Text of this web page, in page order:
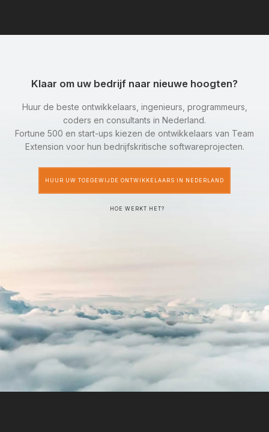
Klaar om uw bedrijf naar nieuwe hoogten?
Huur de beste ontwikkelaars, ingenieurs, programmeurs,
coders en consultants in Nederland.
Fortune 500 en start-ups kiezen de ontwikkelaars van Team
Extension voor hun bedrijfskritische softwareprojecten.
HUUR UW TOEGEWIJDE ONTWIKKELAARS IN NEDERLAND
HOE WERKT HET?